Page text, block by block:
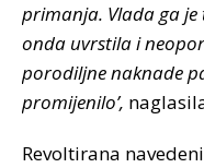
primanja. Vlada ga
onda uvrstila i
porodiljne naknade
promijenilo’,
Revoltirana